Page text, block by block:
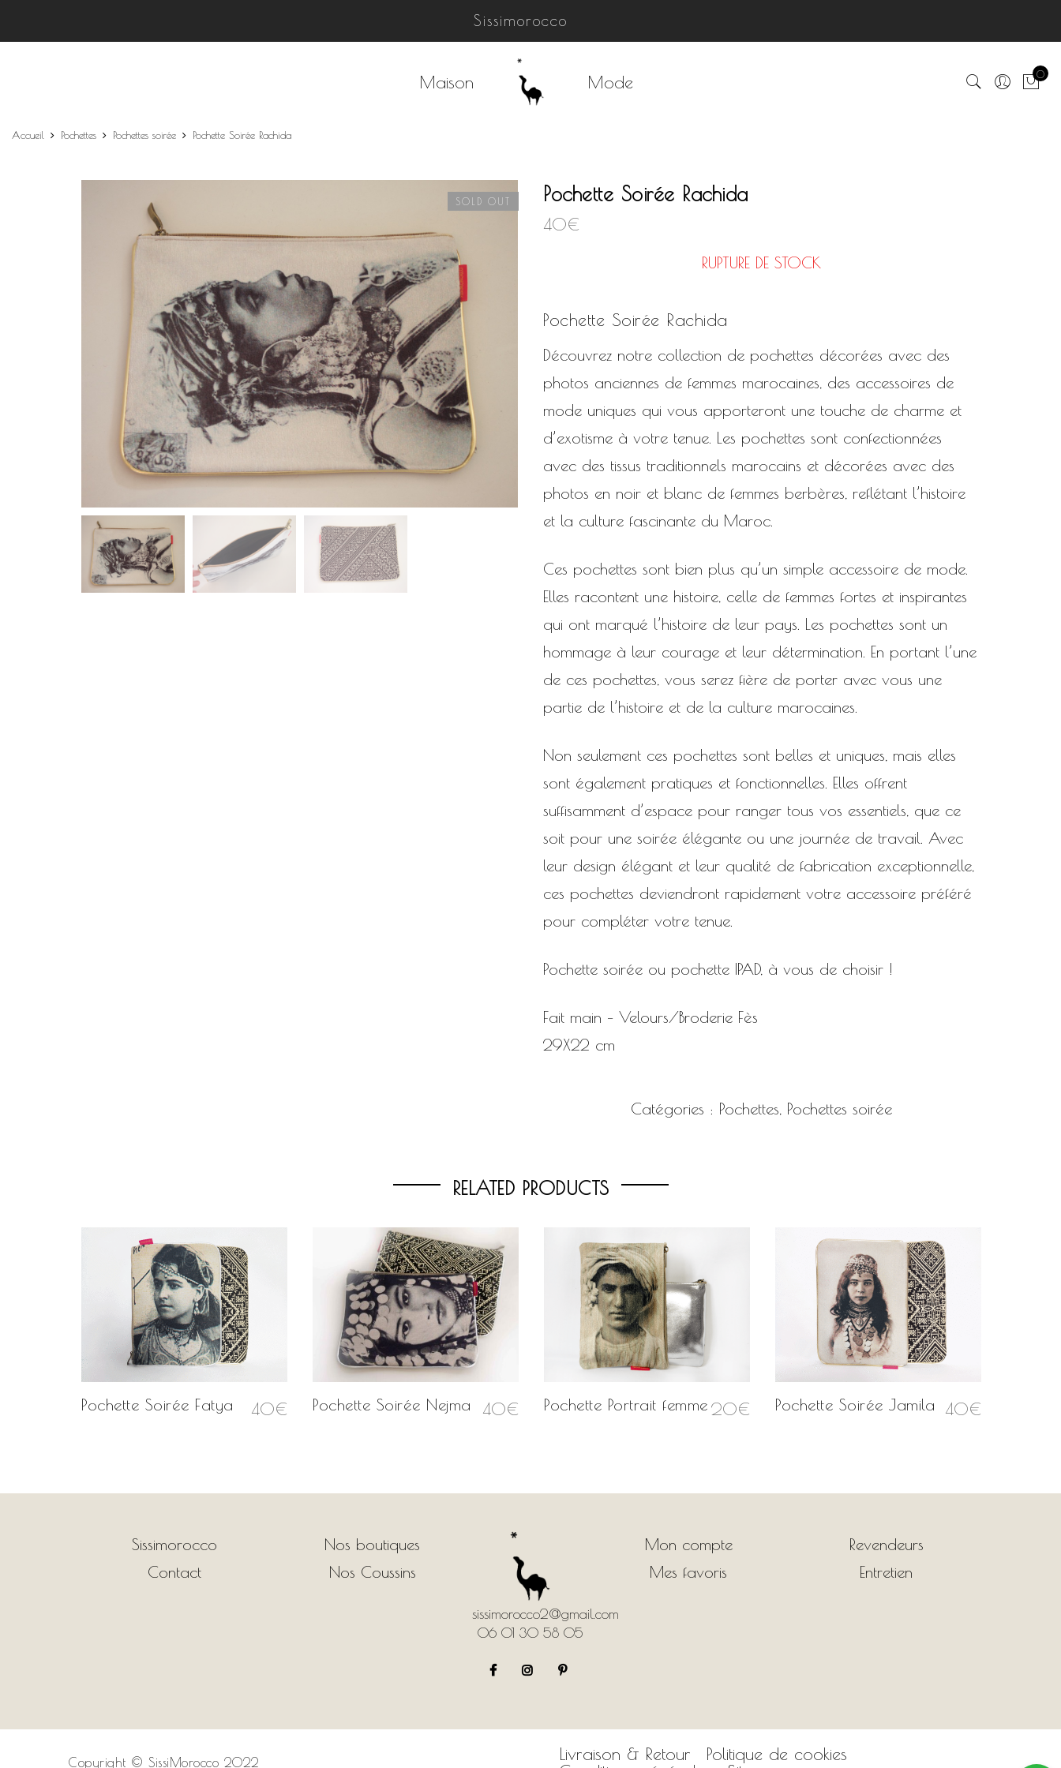
Sissimorocco
Maison Mode 0
Accueil Pochettes Pochettes soirée Pochette Soirée Rachida
SOLD OUT Pochette Soirée Rachida
40€
RUPTURE DE STOCK
Pochette Soirée Rachida
Découvrez notre collection de pochettes décorées avec des
photos anciennes de femmes marocaines, des accessoires de
mode uniques qui vous apporteront une touche de charme et
d’exotisme à votre tenue. Les pochettes sont confectionnées
avec des tissus traditionnels marocains et décorées avec des
photos en noir et blanc de femmes berbères, reflétant l’histoire
et la culture fascinante du Maroc.
Ces pochettes sont bien plus qu’un simple accessoire de mode.
Elles racontent une histoire, celle de femmes fortes et inspirantes
qui ont marqué l’histoire de leur pays. Les pochettes sont un
hommage à leur courage et leur détermination. En portant l’une
de ces pochettes, vous serez fière de porter avec vous une
partie de l’histoire et de la culture marocaines.
Non seulement ces pochettes sont belles et uniques, mais elles
sont également pratiques et fonctionnelles. Elles offrent
suffisamment d’espace pour ranger tous vos essentiels, que ce
soit pour une soirée élégante ou une journée de travail. Avec
leur design élégant et leur qualité de fabrication exceptionnelle,
ces pochettes deviendront rapidement votre accessoire préféré
pour compléter votre tenue.
Pochette soirée ou pochette IPAD, à vous de choisir !
Fait main – Velours/Broderie Fès
29X22 cm
Catégories : Pochettes, Pochettes soirée
RELATED PRODUCTS
Pochette Soirée Fatya 40€ Pochette Soirée Nejma 40€ Pochette Portrait femme 20€ Pochette Soirée Jamila 40€
Sissimorocco
Contact
Nos boutiques
Nos Coussins
sissimorocco2@gmail.com
06 01 30 58 05
Mon compte
Mes favoris
Revendeurs
Entretien
Copyright © SissiMorocco 2022 Livraison & Retour
Politique de cookies